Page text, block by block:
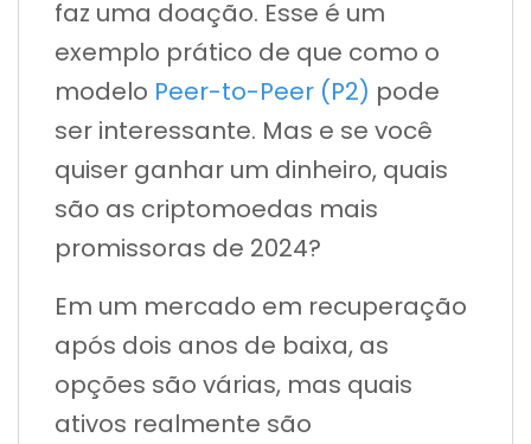
faz uma doação. Esse é um
exemplo prático de que como o
modelo Peer-to-Peer (P2) pode
ser interessante. Mas e se você
quiser ganhar um dinheiro, quais
são as criptomoedas mais
promissoras de 2024?
Em um mercado em recuperação
após dois anos de baixa, as
opções são várias, mas quais
ativos realmente são